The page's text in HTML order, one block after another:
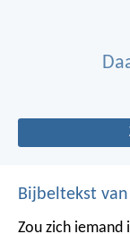
Bijbeltekst
Zou zich iemand